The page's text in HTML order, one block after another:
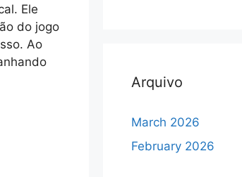
Ele
do jogo
Ao
Arquivo
March 2026
February 2026